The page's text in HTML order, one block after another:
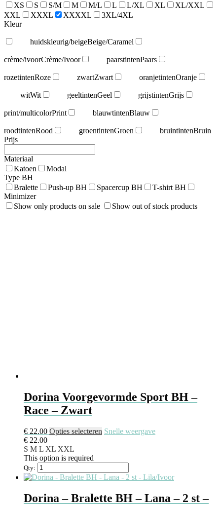
XS
S S/M M M/L L L/XL XL
XL/XXL
XXL
XXXL XXXXL
3XL/4XL
Kleur
huidskleurig/beigeBeige/Caramel
crème/ivoorCrème/Ivoor paarstintenPaars
rozetintenRoze zwartZwart oranjetintenOranje
witWit geeltintenGeel grijstintenGrijs
print/multicolorPrint blauwtintenBlauw
roodtintenRood groentintenGroen bruintintenBruin
Prijs
Materiaal
Katoen
Modal
Type BH
Bralette
Push-up BH Spacercup BH
T-shirt BH
Minimizer
Show only products on sale
Show out of stock products
Dorina Voorgevormde Sport BH –
Race – Zwart
€ 22.00 Opties selecteren Snelle weergave
€ 22.00
S M L XL XXL
This option is required
Qty:
Dorina – Bralette BH – Lana – 2 st –